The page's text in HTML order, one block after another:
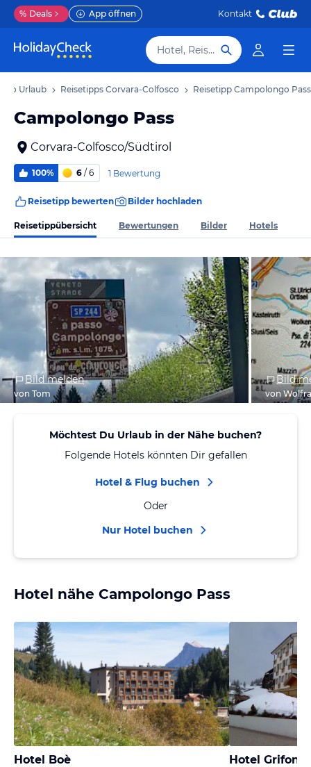
% Deals App öffnen Kontakt
Hotel, Reiseziel
Urlaub Reisetipps Corvara-Colfosco Reisetipp Campolongo Pass
Campolongo Pass
Corvara-Colfosco/Südtirol
100% 6 / 6 1 Bewertung
Reisetipp bewerten Bilder hochladen
Reisetippübersicht Bewertungen Bilder Hotels
Bild melden
von Tom
Bild
von
Möchtest Du Urlaub in der Nähe buchen?
Folgende Hotels könnten Dir gefallen
Hotel & Flug buchen
Oder
Nur Hotel buchen
Hotel nähe Campolongo Pass
Hotel Boè Hotel Grifone